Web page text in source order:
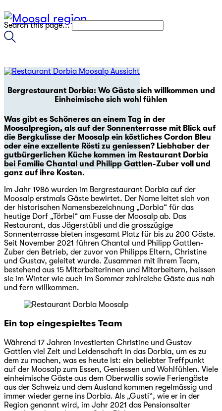
Search this page...
Bergrestaurant Dorbia: Wo Gäste sich willkommen und
Einheimische sich wohl fühlen
Was gibt es Schöneres an einem Tag in der
Moosalpregion, als auf der Sonnenterrasse mit Blick auf
die Bergkulisse der Moosalp ein köstliches Cordon Bleu
oder eine exzellente Rösti zu geniessen? Liebhaber der
gutbürgerlichen Küche kommen im Restaurant Dorbia
bei Familie Chantal und Philipp Gattlen-Zuber voll und
ganz auf ihre Kosten.
Im Jahr 1986 wurden im Bergrestaurant Dorbia auf der
Moosalp erstmals Gäste bewirtet. Der Name leitet sich von
der historischen Namensbezeichnung „Dorbia“ für das
heutige Dorf „Törbel“ am Fusse der Moosalp ab. Das
Restaurant, das Jägerstübli und die grosszügige
Sonnenterrasse bieten insgesamt Platz für bis zu 200 Gäste.
Seit November 2021 führen Chantal und Philipp Gattlen-
Zuber den Betrieb, der zuvor von Philipps Eltern, Christine
und Gustav, geleitet wurde. Zusammen mit ihrem Team,
bestehend aus 15 Mitarbeiterinnen und Mitarbeitern, heissen
sie im Winter wie auch im Sommer zahlreiche Gäste aus nah
und fern willkommen.
Ein top eingespieltes Team
Während 17 Jahren investierten Christine und Gustav
Gattlen viel Zeit und Leidenschaft in das Dorbia, um es zu
dem zu machen, was es heute ist: ein beliebter Treffpunkt
auf der Moosalp zum Essen, Geniessen und Wohlfühlen. Viele
einheimische Gäste aus dem Oberwallis sowie Feriengäste
aus der Schweiz und dem Ausland kommen regelmässig und
immer wieder gerne ins Dorbia. Als „Gusti“, wie er in der
Region genannt wird, im Jahr 2021 das Pensionsalter